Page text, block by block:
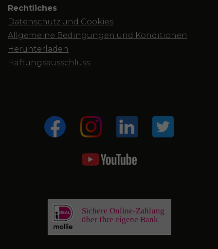
Rechtliches
Datenschutz und Cookies
Allgemeine Bedingungen und Konditionen
Herunterladen
Haftungsausschluss
Sichere Online-Zahlung
über Ihre eigene Bank